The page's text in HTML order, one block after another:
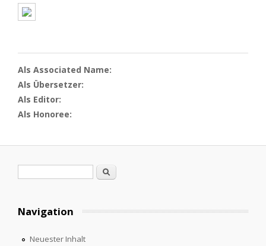
Als Associated Name:
Als Übersetzer:
Als Editor:
Als Honoree:
Suche
Navigation
Neuester Inhalt